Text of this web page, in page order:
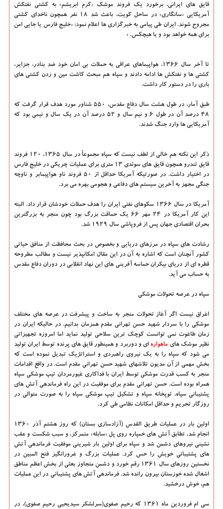
قایق های ایرانی، برخورد یک فروند موشک «کرم ابریشم» به کشتی نفتکش
آمریکایی «سانگاری» در ساحل کویت، باعث شد ۱۸ نفر همچون ناخدای کشتی
مجروح شوند. ایران طی پیامی به خبرگزاری ها اعلام نمود: «خلیج فارس یا جایی امن
برای همه خواهد بود و یا هیچکس. »
تا آخر سال ۱۳۶۶، هواپیماهای عراقی به حملات بی امان خود ضد بنادر، جزایر،
کشتی ها و نفتکش ها ادامه دادند و سپاه هم مبحث کاشت مین و زدن کشتی های
باری را در دستور کار داشت.
طبق آمار، در طول هشت سال دفاع مقدس، ۵۵۰ شناور مورد هدف قرار گرفت که
۴۸ درصد آن در طول ۶ و نیم سال و ۵۲ درصد آن در یک سال و نیمی بود که
آمریکایی ها وارد جنگ شدند.
ذکر این نکته هم خالی از لطف نیست که سپاه مجموعاً در سال ۱۳۶۵، ۱۲۰ فروند
قایق تندرو همچون قایق های سوئدی ۱۳ متری برای عملیات چریکی در خلیج فارس
در اختیار داشت. در صورتیکه آمریکا حداقل از ۵۰ فروند ناو هواپیمابر و ناوچه
جنگی مجهز به آخرین سیستم های دفاعی و هجومی بهره می برد.
آمریکا در سال ۱۳۶۶ سکوهای نفتی ایران را هدف حملات خودشان قرار داد. البته
این کار آمریکا در ۲۴ مهر ۶۶ یک حماقت بزرگ بود چون منجر به بزرگترین
بحران اقتصادی جهان پس از فروپاشی سال ۱۹۲۹ شد.
رشادت های سپاه در مرزهای دریایی و بخصوص در بحث محافظت از منافق حیاتی
کشور آنچنان است که اشاره به آن در این مقال امکانپذیر نیست و مطالب مطروحه
قطره ای از دریای بیکران حماسه آفرینی های این نهاد انقلابی در دوران دفاع مقدس
به حساب می آید.
سپاه در عرصه تحولات موشکی
اغراق نیست اگر آغاز تحولات منجر به ساخت و پیشرفت در عرصه های مختلف
موشکی را با سردار شهید حسن تهرانی مقدم همزمان بدانیم. در حالیکه ایران در
زمان طاغوت نمی توانست کوچک ترین سلاحی تولید نماید اما امروزه تجهیزاتی
نظیر موشک های ماهواره ای و دوربرد و همینطور قایق های پرنده توسط ایران تولید
می شود که سپاه را به یک نیروی راهبردی و استراتژیک تبدیل نموده است که
بخش مهمی از آن مدیون تلاشهای شهید حسن تهرانی مقدم است. در واقع اقدامات
منجر به کسب قدرت موشکی توسط ایران با فداکاری غیورمردان تیپ موشکی سپاه
همراه بوده است. حسن تهرانی مقدم برای موفقیت در این راه فرماندهی آتش های
پشتیبانی سپاه، توپخانه سپاه و تشکیل تیپ موشکی سپاه را به صورت متوالی در
روزگار تحریم و حداقل امکانات نظامی طی کرد.
اولین بار در عملیات طریق القدس (آزادسازی بستان) که روز هشتم آذر ۱۳۶۰
انجام شد، تطابق آتش های خمپاره روی پل «سابله» متمرکز، و سبب شکست و عقب
نشینی نیروهای دشمن شد و سپاه برای اولین بار شیرینی موفقیت فرماندهی آتش
های پشتیبانی خویش را حس کرد. عملیات بزرگ و غرورانگیز فتح المبین در
نخستین روزهای سال ۱۳۶۱ رقم خورد و دشمن متجاوز بعثی از بخش اعظم مناطق
اشغال شده خوزستان بیرون رانده شد. فرماندهی آتش های پشتیبانی در این عملیات
هم، خوش درخشید.
سی ام فروردین ماه ۱۳۶۱ که رحیم صفوی(سرلشکر سیدیحیی رحیم صفوی)، در